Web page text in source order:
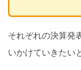
それぞれの決算発
いかけていきたい